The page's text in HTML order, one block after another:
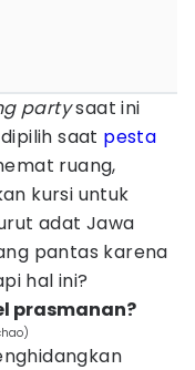
partysaat ini
saat pesta
ruang,
kursi untuk
adat Jawa
pantas karena
hal ini?
prasmanan?